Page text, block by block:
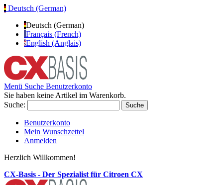
Deutsch (German)
Deutsch (German)
Français (French)
English (Anglais)
Menü Suche Benutzerkonto
Sie haben keine Artikel im Warenkorb.
Suche:
Suche
Benutzerkonto
Mein Wunschzettel
Anmelden
Herzlich Willkommen!
CX-Basis - Der Spezialist für Citroen CX